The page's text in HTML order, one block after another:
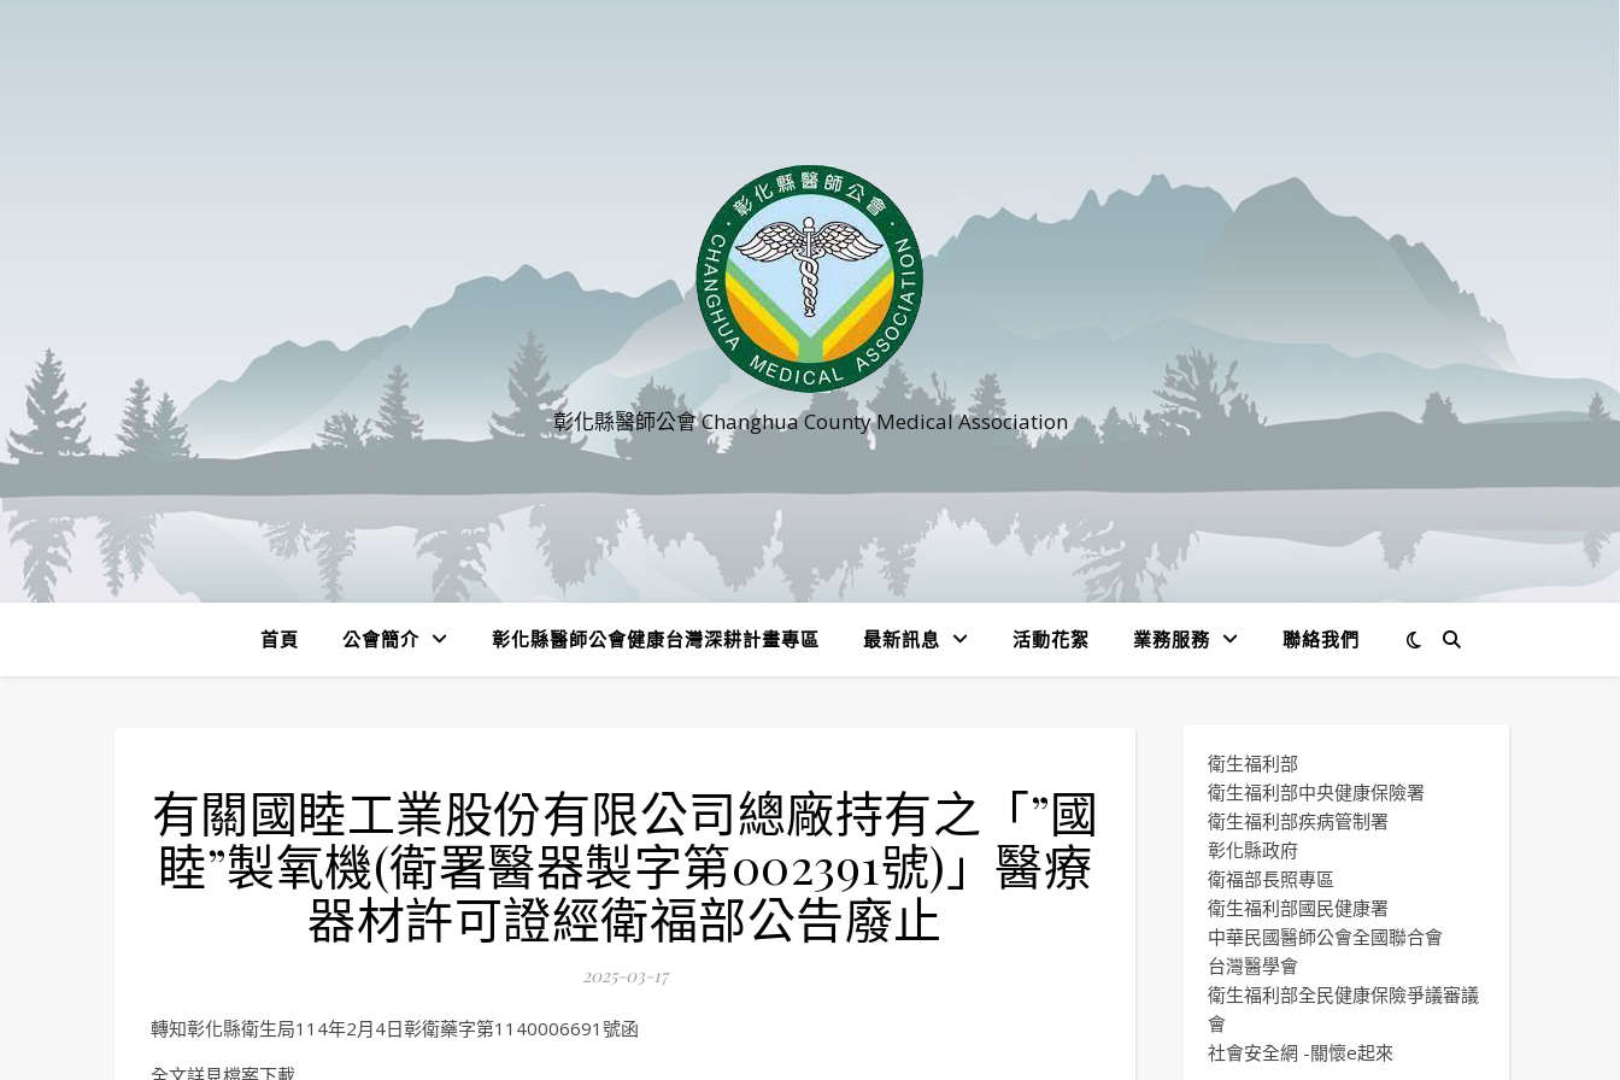
彰化縣醫師公會 Changhua County Medical Association
首頁 公會簡介 彰化縣醫師公會健康台灣深耕計畫專區 最新訊息 活動花絮 業務服務 聯絡我們
有關國睦工業股份有限公司總廠持有之「”國
睦”製氧機(衛署醫器製字第002391號)」醫療
器材許可證經衛福部公告廢止
2025-03-17
轉知彰化縣衛生局114年2月4日彰衛藥字第1140006691號函
全文詳見檔案下載
衛生福利部
衛生福利部中央健康保險署
衛生福利部疾病管制署
彰化縣政府
衛福部長照專區
衛生福利部國民健康署
中華民國醫師公會全國聯合會
台灣醫學會
衛生福利部全民健康保險爭議審議
會
社會安全網 -關懷e起來